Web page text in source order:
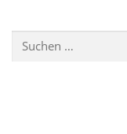
nach: